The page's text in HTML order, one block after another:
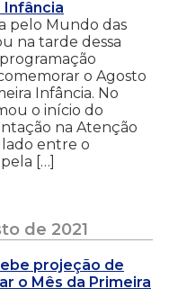
Infância
pelo Mundo das
na tarde dessa
o Agosto
Infância. No
o início do
na Atenção
entre o
[…]
de 2021
projeção de
o Mês da Primeira